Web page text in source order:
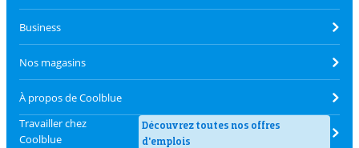
Business
Nos magasins
À propos de Coolblue
Travailler chez
Coolblue
Découvrez toutes nos offres
d'emplois